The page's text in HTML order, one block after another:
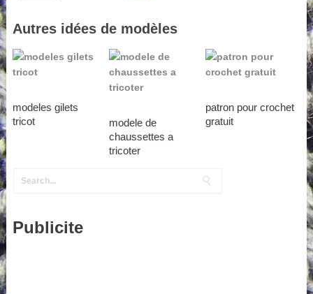
Autres idées de modèles
modeles gilets
tricot
modele de
chaussettes a
tricoter
patron pour crochet
gratuit
Publicite